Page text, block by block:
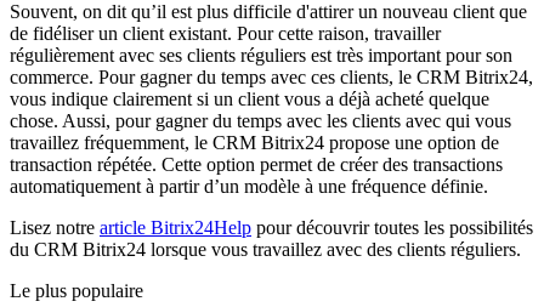
Souvent, on dit qu’il est plus difficile d'attirer un nouveau client que
de fidéliser un client existant. Pour cette raison, travailler
régulièrement avec ses clients réguliers est très important pour son
commerce. Pour gagner du temps avec ces clients, le CRM Bitrix24,
vous indique clairement si un client vous a déjà acheté quelque
chose. Aussi, pour gagner du temps avec les clients avec qui vous
travaillez fréquemment, le CRM Bitrix24 propose une option de
transaction répétée. Cette option permet de créer des transactions
automatiquement à partir d’un modèle à une fréquence définie.
Lisez notre article Bitrix24Help pour découvrir toutes les possibilités
du CRM Bitrix24 lorsque vous travaillez avec des clients réguliers.
Le plus populaire